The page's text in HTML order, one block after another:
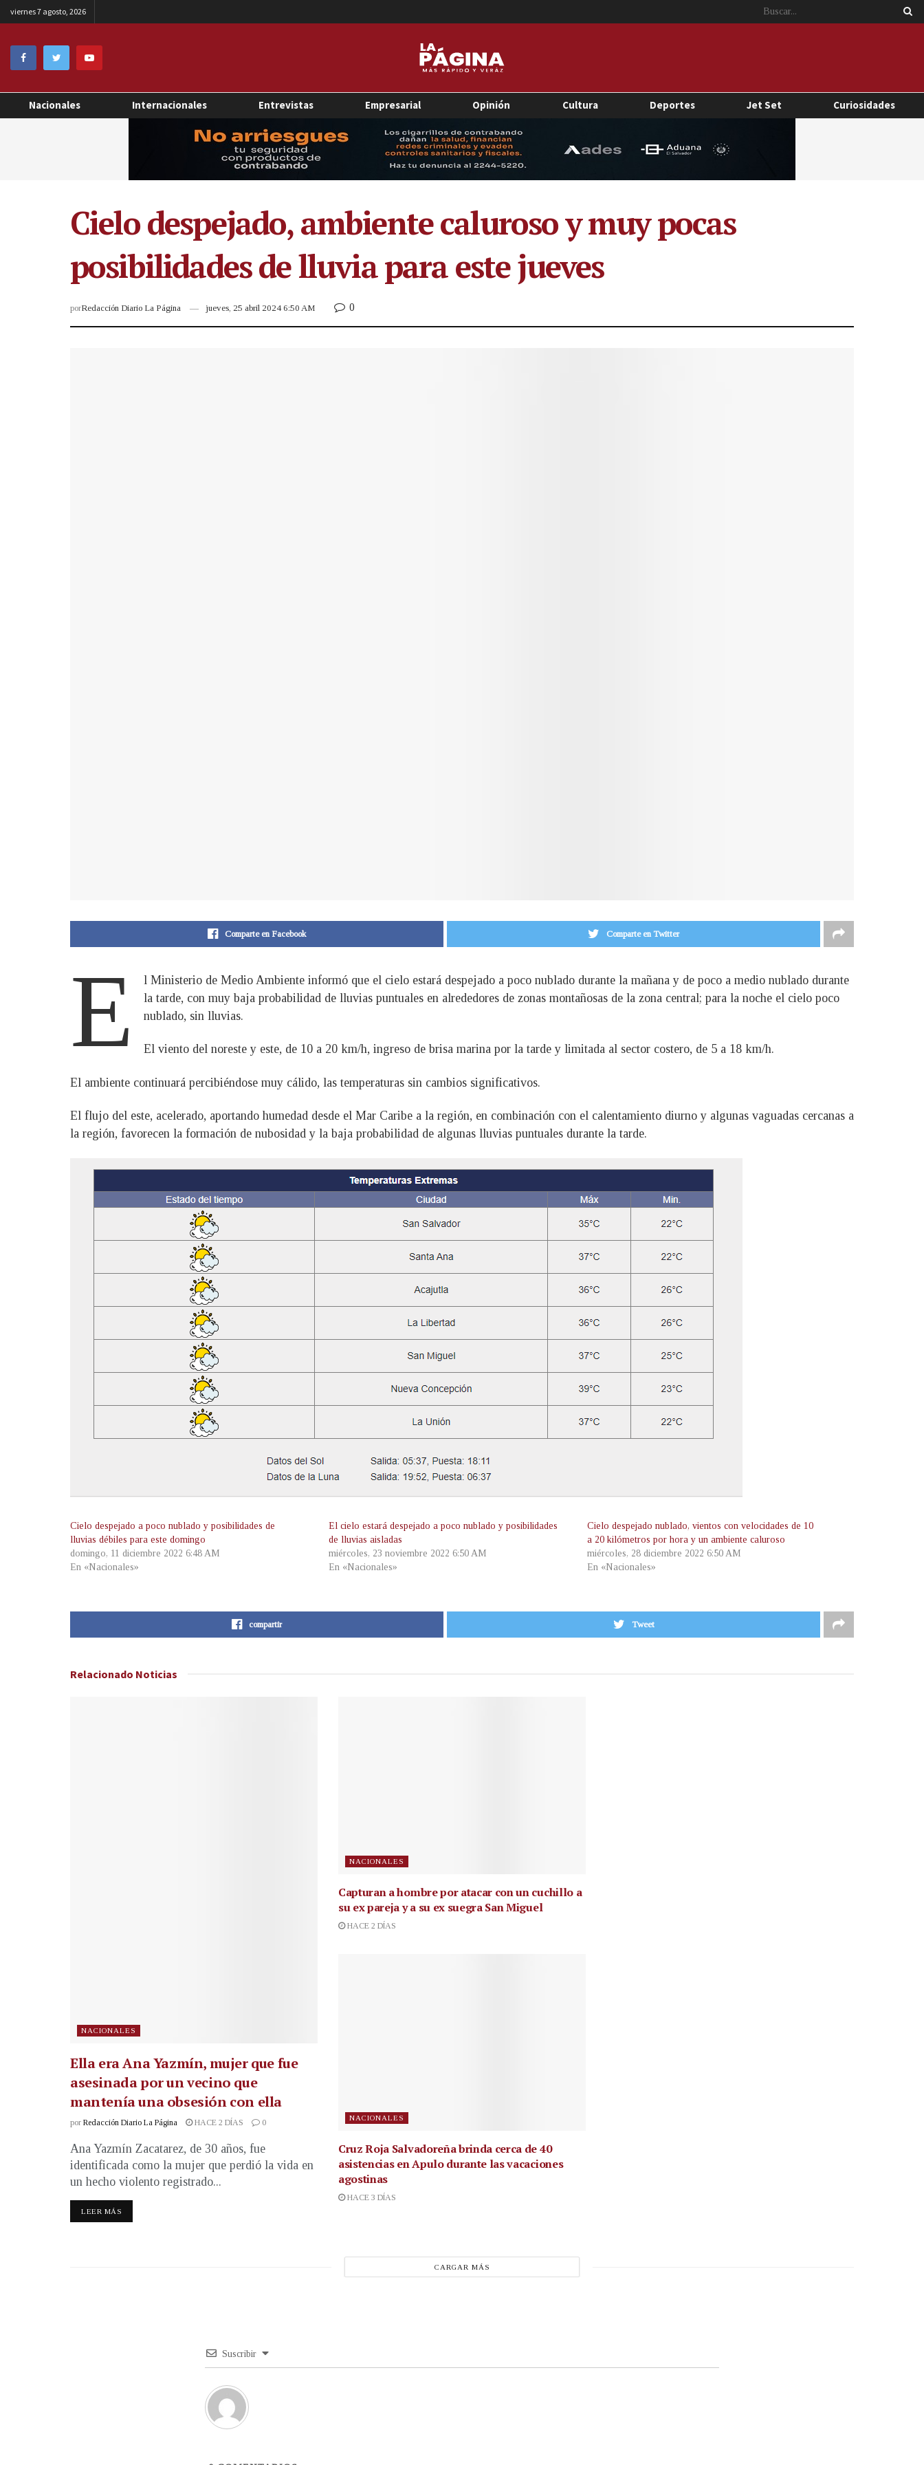
viernes 7 agosto, 2026
Nacionales Internacionales Entrevistas Empresarial Opinión Cultura Deportes Jet Set Curiosidades
Cielo despejado, ambiente caluroso y muy pocas
posibilidades de lluvia para este jueves
porRedacción Diario La Página jueves, 25 abril 2024 6:50 AM 0
Comparte en Facebook Comparte en Twitter
E
l Ministerio de Medio Ambiente informó que el cielo estará despejado a poco nublado durante la mañana y de poco a medio nublado durante
la tarde, con muy baja probabilidad de lluvias puntuales en alrededores de zonas montañosas de la zona central; para la noche el cielo poco
nublado, sin lluvias.
El viento del noreste y este, de 10 a 20 km/h, ingreso de brisa marina por la tarde y limitada al sector costero, de 5 a 18 km/h.
El ambiente continuará percibiéndose muy cálido, las temperaturas sin cambios significativos.
El flujo del este, acelerado, aportando humedad desde el Mar Caribe a la región, en combinación con el calentamiento diurno y algunas vaguadas cercanas a
la región, favorecen la formación de nubosidad y la baja probabilidad de algunas lluvias puntuales durante la tarde.
Cielo despejado a poco nublado y posibilidades de
lluvias débiles para este domingo
domingo, 11 diciembre 2022 6:48 AM
En «Nacionales»
El cielo estará despejado a poco nublado y posibilidades
de lluvias aisladas
miércoles, 23 noviembre 2022 6:50 AM
En «Nacionales»
Cielo despejado nublado, vientos con velocidades de 10
a 20 kilómetros por hora y un ambiente caluroso
miércoles, 28 diciembre 2022 6:50 AM
En «Nacionales»
compartir Tweet
Relacionado Noticias
NACIONALES
Ella era Ana Yazmín, mujer que fue
asesinada por un vecino que
mantenía una obsesión con ella
por Redacción Diario La Página HACE 2 DÍAS 0
Ana Yazmín Zacatarez, de 30 años, fue
identificada como la mujer que perdió la vida en
un hecho violento registrado...
LEER MÁS
NACIONALES
Capturan a hombre por atacar con un cuchillo a
su ex pareja y a su ex suegra San Miguel
HACE 2 DÍAS
NACIONALES
Cruz Roja Salvadoreña brinda cerca de 40
asistencias en Apulo durante las vacaciones
agostinas
HACE 3 DÍAS
CARGAR MÁS
Suscribir